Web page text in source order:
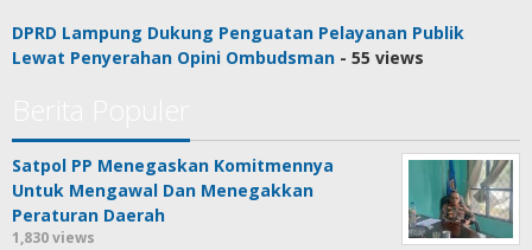
DPRD Lampung Dukung Penguatan Pelayanan Publik
Lewat Penyerahan Opini Ombudsman - 55 views
Satpol PP Menegaskan Komitmennya
Untuk Mengawal Dan Menegakkan
Peraturan Daerah
1,830 views